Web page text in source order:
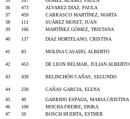
36
473 ALVAREZ DIAZ, PAULA
37
459 CARRASCO MARTÍNEZ, MARTA
38
111 SUÁREZ MOSET, JUAN
39
166 MARTÍNEZ GÓMEZ, TRISTANA
40
137 DIAZ HORTELANO, CRISTINA
41 83 MOLINA CASADO, ALBERTO
42 453 DE LEON BELMAR, JULIAN ALBERTO
43 439 BELINCHÓN CAÑAS, SEGUNDO
44 230 CAÑAS GARCIA, ELENA
45
49 GARRIDO ESPADA, MARIA CRISTINA
46
100 MOCHA FREIRE, ERIKA
47
50 BOSCH HUERTA, ESTHER